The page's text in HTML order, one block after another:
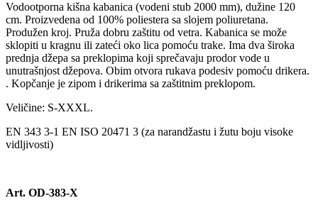
Vodootporna kišna kabanica (vodeni stub 2000 mm), dužine 120
cm. Proizvedena od 100% poliestera sa slojem poliuretana.
Produžen kroj. Pruža dobru zaštitu od vetra. Kabanica se može
sklopiti u kragnu ili zateći oko lica pomoću trake. Ima dva široka
prednja džepa sa preklopima koji sprečavaju prodor vode u
unutrašnjost džepova. Obim otvora rukava podesiv pomoću drikera.
. Kopčanje je zipom i drikerima sa zaštitnim preklopom.
Veličine: S-XXXL.
EN 343 3-1 EN ISO 20471 3 (za narandžastu i žutu boju visoke
vidljivosti)
Art. OD-383-X